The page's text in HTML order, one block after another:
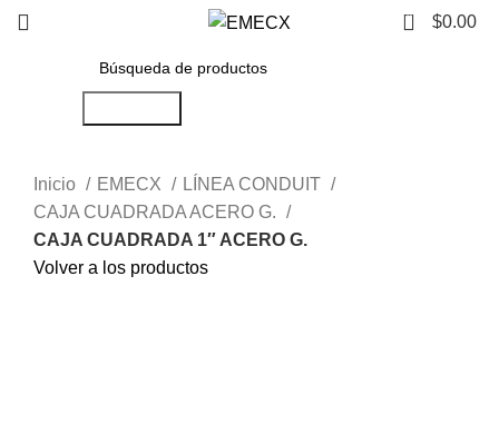
0 $0.00
Inicio EMECX
LÍNEA CONDUIT
CAJA CUADRADA ACERO G.
CAJA CUADRADA 1″ ACERO G.
Volver a los productos